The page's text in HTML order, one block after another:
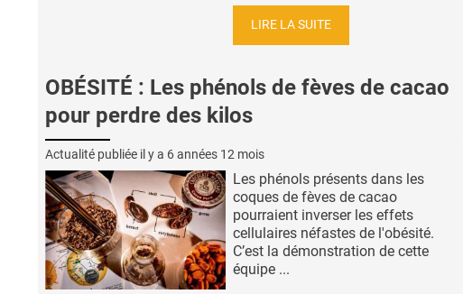
LIRE LA SUITE
OBÉSITÉ : Les phénols de fèves de cacao
pour perdre des kilos
Actualité publiée il y a 6 années 12 mois
Les phénols présents dans les
coques de fèves de cacao
pourraient inverser les effets
cellulaires néfastes de l'obésité.
C’est la démonstration de cette
équipe ...